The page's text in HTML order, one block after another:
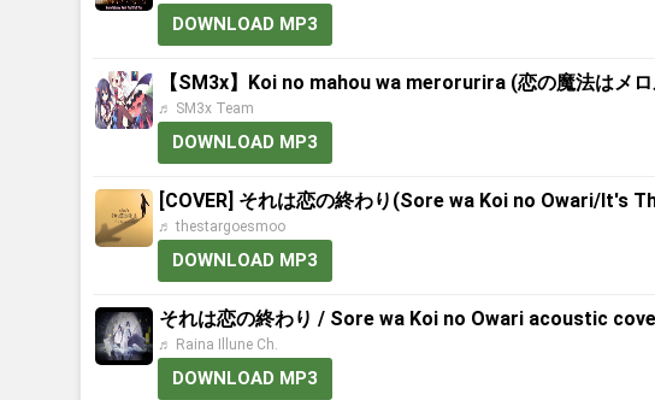
DOWNLOAD MP3
【SM3x】Koi no mahou wa merorurira (恋の魔法はメ
♬ SM3x Team
DOWNLOAD MP3
[COVER] それは恋の終わり(Sore wa Koi no Owari/
♬ thestargoesmoo
DOWNLOAD MP3
それは恋の終わり / Sore wa Koi no Owari acoustic
♬ Raina Illune Ch.
DOWNLOAD MP3